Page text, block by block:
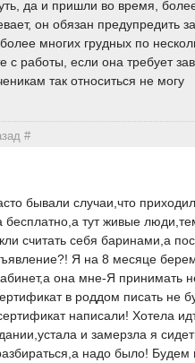
да и пришли во время,
он обязан предупредить
многих грудных по
с работы, если она требует
так относиться не могу
#
бывали случаи,что
тут живые
считать себя баринами,а
Я на 8 месяце
она мне-Я принимать
в роддом писать не
написали! Хотела
и замерзла я
надо было! Будем